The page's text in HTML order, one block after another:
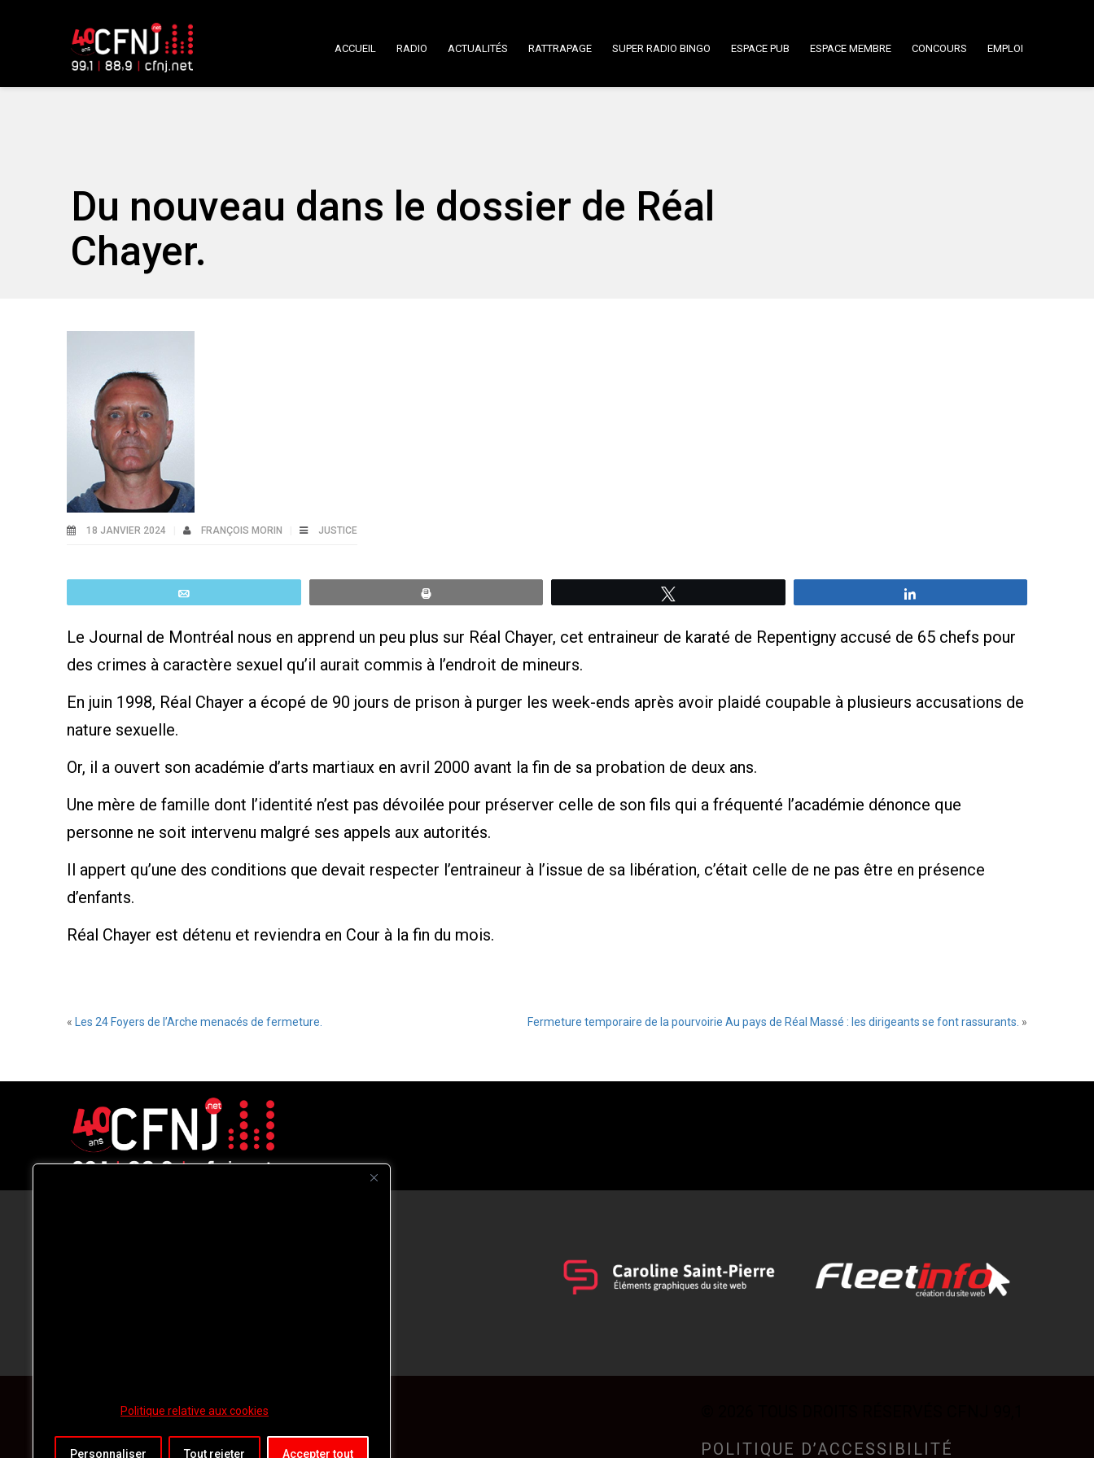
Politique relative aux cookies
Personnaliser Tout rejeter Accepter tout
ACCUEIL RADIO ACTUALITÉS RATTRAPAGE SUPER RADIO BINGO ESPACE PUB ESPACE MEMBRE CONCOURS EMPLOI
Du nouveau dans le dossier de Réal
Chayer.
18 JANVIER 2024 FRANÇOIS MORIN JUSTICE
Le Journal de Montréal nous en apprend un peu plus sur Réal Chayer, cet entraineur de karaté de Repentigny accusé de 65 chefs pour
des crimes à caractère sexuel qu’il aurait commis à l’endroit de mineurs.
En juin 1998, Réal Chayer a écopé de 90 jours de prison à purger les week-ends après avoir plaidé coupable à plusieurs accusations de
nature sexuelle.
Or, il a ouvert son académie d’arts martiaux en avril 2000 avant la fin de sa probation de deux ans.
Une mère de famille dont l’identité n’est pas dévoilée pour préserver celle de son fils qui a fréquenté l’académie dénonce que
personne ne soit intervenu malgré ses appels aux autorités.
Il appert qu’une des conditions que devait respecter l’entraineur à l’issue de sa libération, c’était celle de ne pas être en présence
d’enfants.
Réal Chayer est détenu et reviendra en Cour à la fin du mois.
« Les 24 Foyers de l’Arche menacés de fermeture. Fermeture temporaire de la pourvoirie Au pays de Réal Massé : les dirigeants se font rassurants. »
POLITIQUE D’ACCESSIBILITÉ